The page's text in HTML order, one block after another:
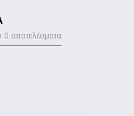
0 αποτελέσματα